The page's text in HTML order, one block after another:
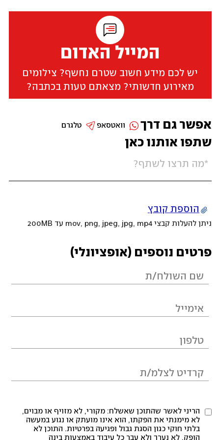
המייל האדום
יש לכם מידע חשוב שטרם נחשף? צילומים
מאירוע חדשותי? מצאתם טעות בכתבה?
שתפו אותנו כאן
הוספת קובץ
ניתן להעלות קבצי mov, png, jpeg, jpg, mp4 עד 200MB
פרטים נוספים (אופציונלי)
הריני לאשר שהתוכן שאשלח: מקורי, לא מזויף או מבוים,
לא מימנתי את הפקתו, הוא אינו מועתק או נגוע במעשה
בלתי חוקי כגון הסגת גבול ופגיעה בפרטיות. התוכן לא
הופק, לא נערך ולא עבר כל עיבוד באמצעות בינה
אפשר גם דרך טלגרם וואטסאפ